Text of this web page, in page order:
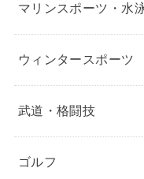
マリンスポーツ・水
ウィンタースポーツ
武道・格闘技
ゴルフ